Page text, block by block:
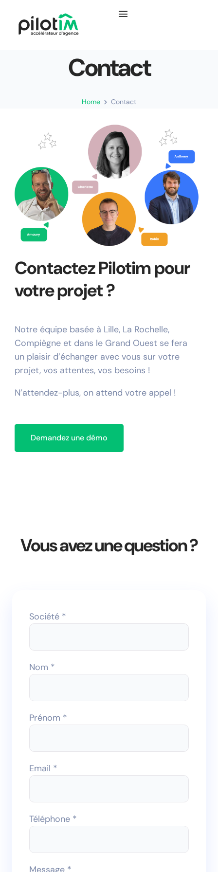
Contact
Home Contact
Contactez Pilotim pour
votre projet ?
Notre équipe basée à Lille, La Rochelle,
Compiègne et dans le Grand Ouest se fera
un plaisir d’échanger avec vous sur votre
projet, vos attentes, vos besoins !
N’attendez-plus, on attend votre appel !
Demandez une démo
Vous avez une question ?
Société *
Nom *
Prénom *
Email *
Téléphone *
Message *